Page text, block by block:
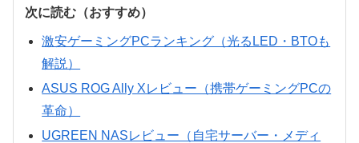
次に読む（おすすめ）
激安ゲーミングPCランキング（光るLED・BTOも
解説）
ASUS ROG Ally Xレビュー（携帯ゲーミングPCの
革命）
UGREEN NASレビュー（自宅サーバー・メディ